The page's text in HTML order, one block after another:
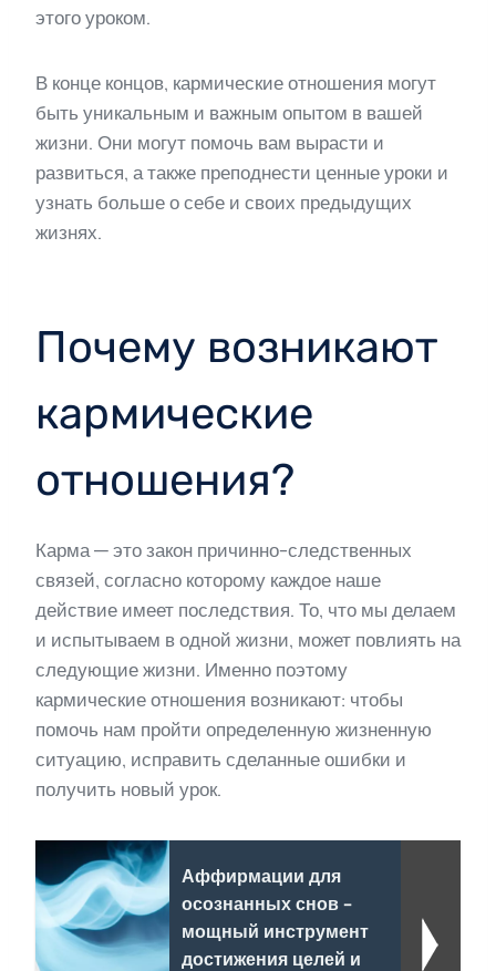
этого уроком.
В конце концов, кармические отношения могут
быть уникальным и важным опытом в вашей
жизни. Они могут помочь вам вырасти и
развиться, а также преподнести ценные уроки и
узнать больше о себе и своих предыдущих
жизнях.
Почему возникают
кармические
отношения?
Карма — это закон причинно-следственных
связей, согласно которому каждое наше
действие имеет последствия. То, что мы делаем
и испытываем в одной жизни, может повлиять на
следующие жизни. Именно поэтому
кармические отношения возникают: чтобы
помочь нам пройти определенную жизненную
ситуацию, исправить сделанные ошибки и
получить новый урок.
Аффирмации для
осознанных снов -
мощный инструмент
достижения целей и